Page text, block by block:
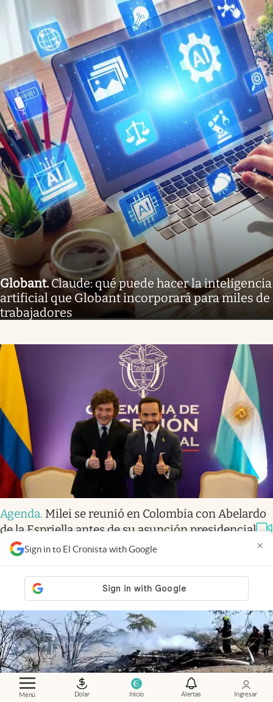
Menú Dolar Inicio Alertas Ingresar
Sign in to El Cronista with Google ×
Globant.Claude: qué puede hacer la inteligencia
artificial que Globant incorporará para miles de
trabajadores
Agenda. Milei se reunió en Colombia con Abelardo
de la Espriella antes de su asunción presidencial